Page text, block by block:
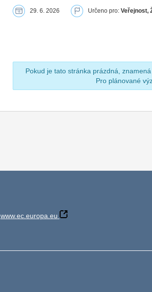
29. 6. 2026 Určeno pro:Veřejnost,
Pokud je tato stránka prázdná,
Pro plánované
www.ec.europa.eu